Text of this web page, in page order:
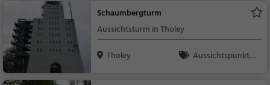
Schaumbergturm
Aussichtsturm in Tholey
Tholey
Aussichtspunkt, F